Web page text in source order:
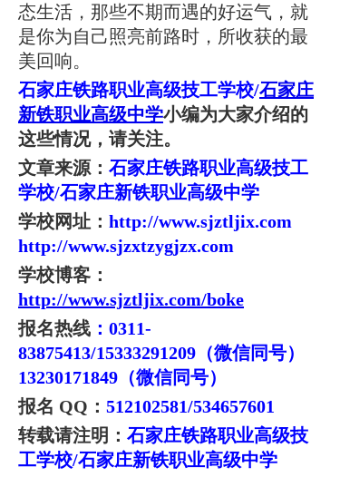
态生活，那些不期而遇的好运气，就
是你为自己照亮前路时，所收获的最
美回响。
石家庄铁路职业高级技工学校/石家庄
新铁职业高级中学小编为大家介绍的
这些情况，请关注。
文章来源： 石家庄铁路职业高级技工
学校/石家庄新铁职业高级中学
学校网址： http://www.sjztljix.com
http://www.sjzxtzygjzx.com
学校博客：
http://www.sjztljix.com/boke
报名热线 ：0311-
83875413/15333291209（微信同号）
13230171849（微信同号）
报名 QQ： 512102581/534657601
转载请注明： 石家庄铁路职业高级技
工学校/石家庄新铁职业高级中学